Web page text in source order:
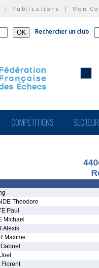
| Publications | Mon
Rechercher un club
COMPÉTITIONS
Theodore
Paul
Michael
Alexis
Maxime
Florent